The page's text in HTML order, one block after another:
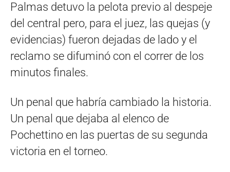
Palmas detuvo la pelota previo al despeje
del central pero, para el juez, las quejas (y
evidencias) fueron dejadas de lado y el
reclamo se difuminó con el correr de los
minutos finales.
Un penal que habría cambiado la historia.
Un penal que dejaba al elenco de
Pochettino en las puertas de su segunda
victoria en el torneo.